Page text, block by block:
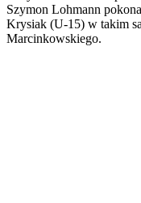
Szymon Lohmann
Krysiak (U-15) w takim
Marcinkowskiego.